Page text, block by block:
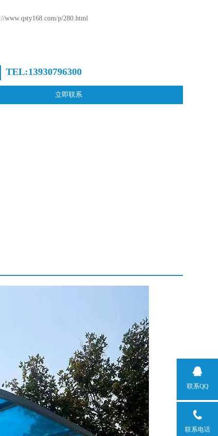
www.qsty168.com/p/280.html
TEL:13930796300
立即联系
联系QQ
联系电话